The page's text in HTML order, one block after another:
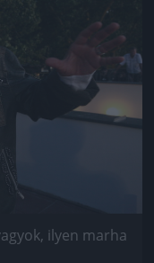
ilyen marha